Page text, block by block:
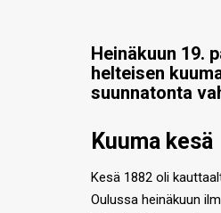
Heinäkuun 19.
helteisen
suunnatonta
Kuuma kesä
Kesä 1882 oli
Oulussa heinäkuun